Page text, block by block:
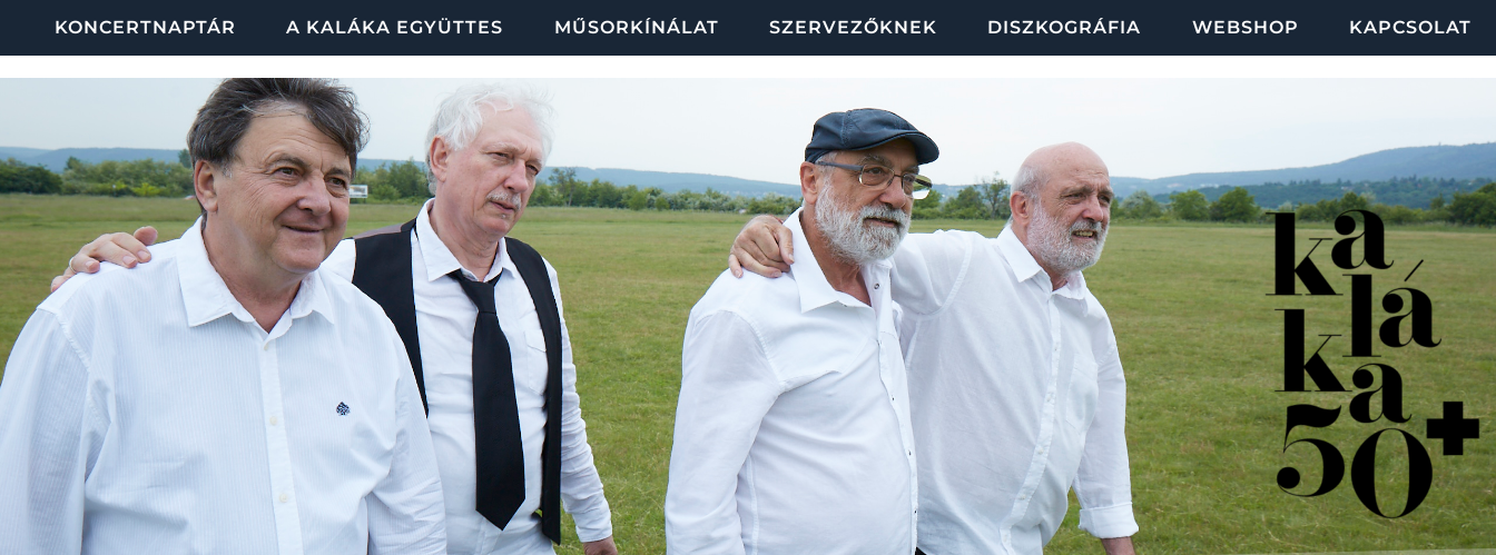
KONCERTNAPTÁR A KALÁKA EGYÜTTES MŰSORKÍNÁLAT SZERVEZŐKNEK DISZKOGRÁFIA WEBSHOP KAPCSOLAT